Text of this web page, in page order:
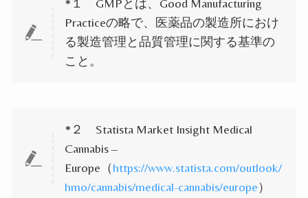
* １ GMPとは、 Good Manufacturing
Practiceの略で、医薬品の製造所におけ
る製造管理と品質管理に関する基準の
こと。
* ２ Statista Market Insight Medical
Cannabis –
Europe （https://www.statista.com/outlook/
hmo/cannabis/medical-cannabis/europe）